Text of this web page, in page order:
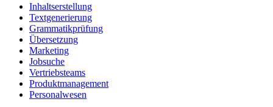
Inhaltserstellung
Textgenerierung
Grammatikprüfung
Übersetzung
Marketing
Jobsuche
Vertriebsteams
Produktmanagement
Personalwesen